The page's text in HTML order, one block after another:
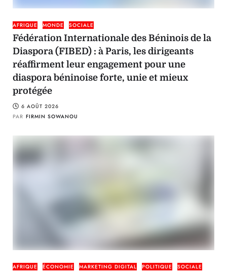
AFRIQUE MONDE SOCIALE
Fédération Internationale des Béninois de la
Diaspora (FIBED) : à Paris, les dirigeants
réaffirment leur engagement pour une
diaspora béninoise forte, unie et mieux
protégée
6 AOÛT 2026
PAR FIRMIN SOWANOU
AFRIQUE ÉCONOMIE MARKETING DIGITAL POLITIQUE SOCIALE